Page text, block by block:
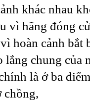
khác nhau
vì hãng đóng
hoàn cảnh bắt
lắng chung của
là ở ba
chồng,